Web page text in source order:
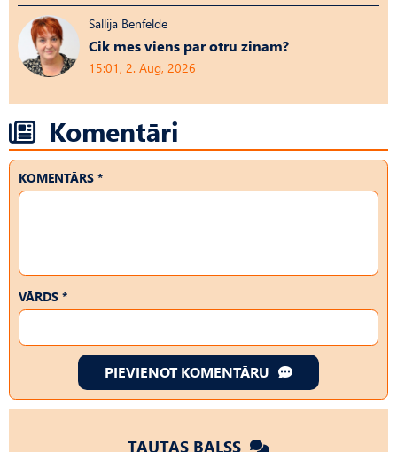
Sallija Benfelde
Cik mēs viens par otru zinām?
15:01, 2. Aug, 2026
Komentāri
KOMENTĀRS *
VĀRDS *
PIEVIENOT KOMENTĀRU
TAUTAS BALSS